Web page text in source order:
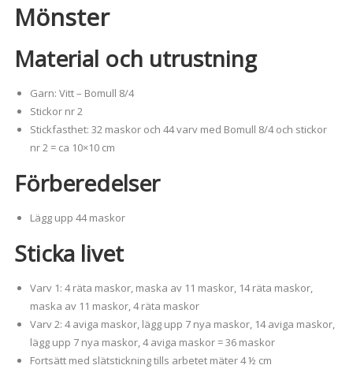
Mönster
Material och utrustning
Garn: Vitt – Bomull 8/4
Stickor nr 2
Stickfasthet: 32 maskor och 44 varv med Bomull 8/4 och stickor
nr 2 = ca 10×10 cm
Förberedelser
Lägg upp 44 maskor
Sticka livet
Varv 1: 4 räta maskor, maska av 11 maskor, 14 räta maskor,
maska av 11 maskor, 4 räta maskor
Varv 2: 4 aviga maskor, lägg upp 7 nya maskor, 14 aviga maskor,
lägg upp 7 nya maskor, 4 aviga maskor = 36 maskor
Fortsätt med slätstickning tills arbetet mäter 4 ½ cm